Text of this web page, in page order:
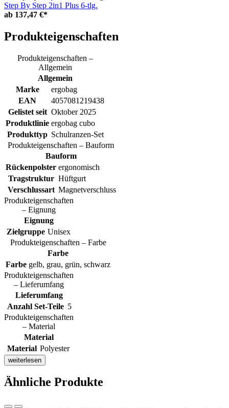
Step By Step 2in1 Plus 6-tlg.
ab 137,47 €*
Produkteigenschaften
Produkteigenschaften –
Allgemein
Allgemein
Marke
ergobag
EAN
4057081219438
Gelistet seit Oktober 2025
Produktlinie ergobag cubo
Produkttyp Schulranzen-Set
Produkteigenschaften – Bauform
Bauform
Rückenpolster ergonomisch
Tragstruktur Hüftgurt
Verschlussart Magnetverschluss
Produkteigenschaften
– Eignung
Eignung
Zielgruppe Unisex
Produkteigenschaften – Farbe
Farbe
Farbe gelb, grau, grün, schwarz
Produkteigenschaften
– Lieferumfang
Lieferumfang
Anzahl Set-Teile 5
Produkteigenschaften
– Material
Material
Material Polyester
weiterlesen
Ähnliche Produkte